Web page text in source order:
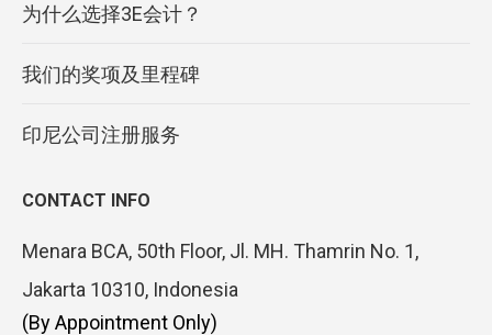
为什么选择3E会计？
我们的奖项及里程碑
印尼公司注册服务
CONTACT INFO
Menara BCA, 50th Floor, Jl. MH. Thamrin No. 1,
Jakarta 10310, Indonesia
(By Appointment Only)